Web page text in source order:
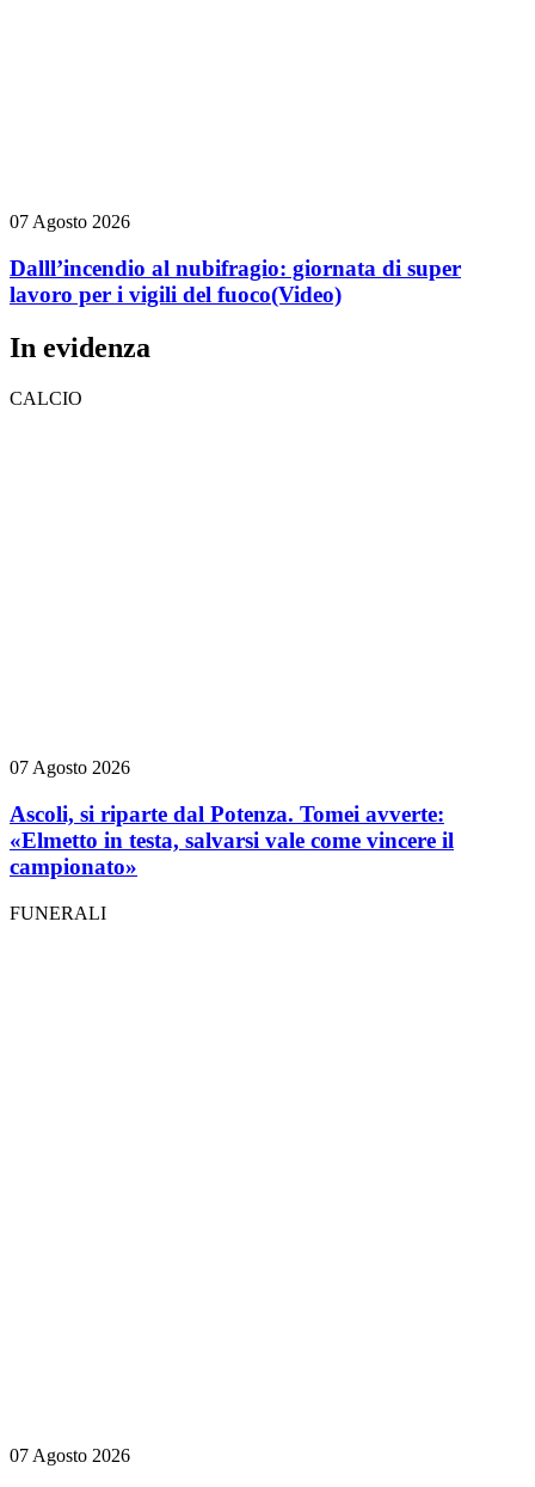
07 Agosto 2026
Dalll’incendio al nubifragio: giornata di super
lavoro per i vigili del fuoco(Video)
In evidenza
CALCIO
07 Agosto 2026
Ascoli, si riparte dal Potenza. Tomei avverte:
«Elmetto in testa, salvarsi vale come vincere il
campionato»
FUNERALI
07 Agosto 2026